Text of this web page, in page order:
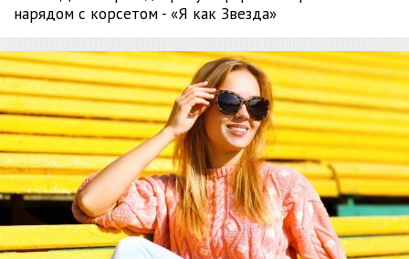
нарядом с корсетом - «Я как Звезда»